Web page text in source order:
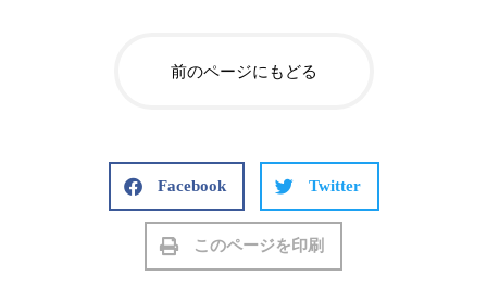
前のページにもどる
Facebook Twitter
このページを印刷